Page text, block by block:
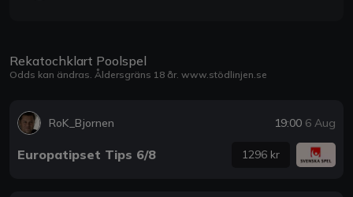
Rekatochklart Poolspel
Odds kan ändras. Åldersgräns 18 år. www.stödlinjen.se
RoK_Bjornen 19:00 6 Aug
Europatipset Tips 6/8 1296 kr